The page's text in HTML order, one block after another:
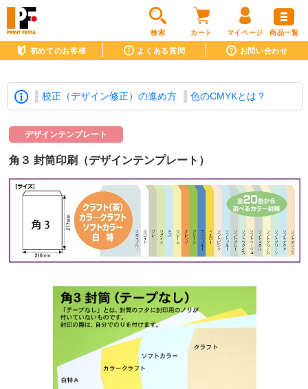
検索 カート マイページ
初めてのお客様 よくある質問 お問い合わせ
商品一覧
校正（デザイン修正）の進め方 色のCMYKとは？
デザインテンプレート
角３ 封筒印刷（デザインテンプレート）